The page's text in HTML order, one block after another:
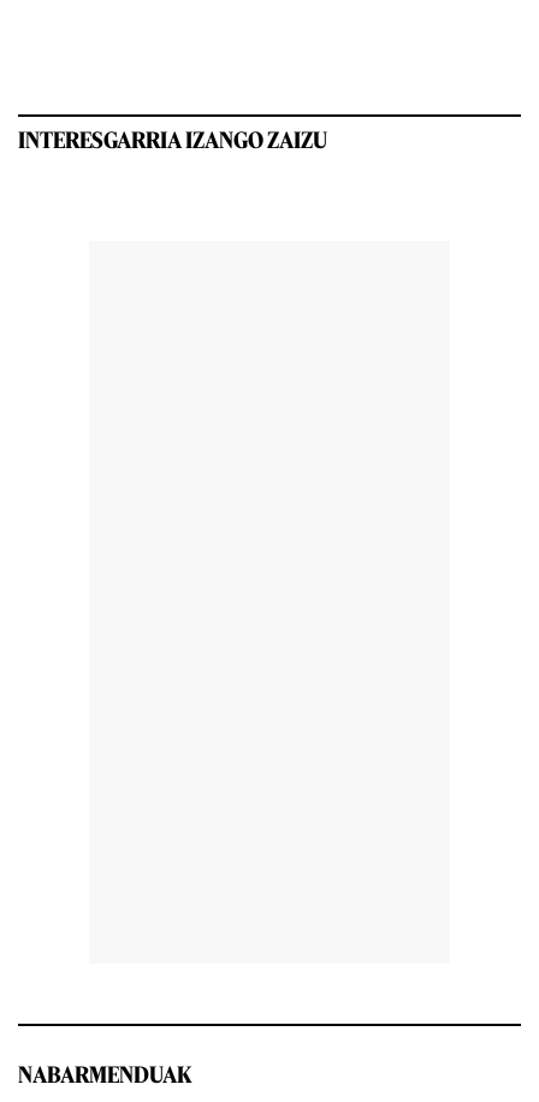
INTERESGARRIA IZANGO ZAIZU
NABARMENDUAK